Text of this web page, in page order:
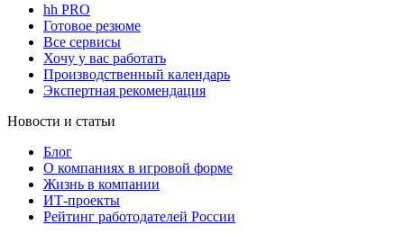
hh PRO
Готовое резюме
Все сервисы
Хочу у вас работать
Производственный календарь
Экспертная рекомендация
Новости и статьи
Блог
О компаниях в игровой форме
Жизнь в компании
ИТ-проекты
Рейтинг работодателей России